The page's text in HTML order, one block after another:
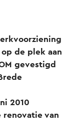
de plek aan
gevestigd
2010
renovatie van